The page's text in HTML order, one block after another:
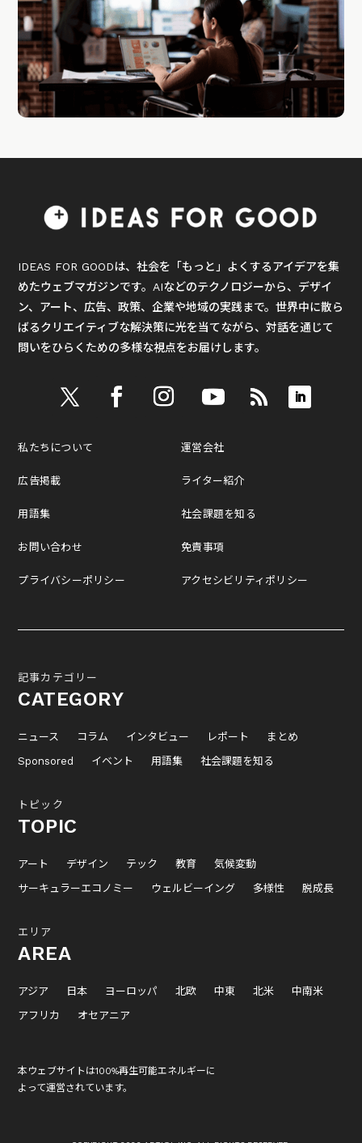
IDEAS FOR GOODは、社会を「もっと」よくするアイデアを集
めたウェブマガジンです。AIなどのテクノロジーから、デザイ
ン、アート、広告、政策、企業や地域の実践まで。世界中に散ら
ばるクリエイティブな解決策に光を当てながら、対話を通じて
問いをひらくための多様な視点をお届けします。
私たちについて
広告掲載
用語集
お問い合わせ
プライバシーポリシー
運営会社
ライター紹介
社会課題を知る
免責事項
アクセシビリティポリシー
記事カテゴリー
CATEGORY
ニュース コラム インタビュー レポート
まとめ
Sponsored
イベント 用語集 社会課題を知る
トピック
TOPIC
アート デザイン テック 教育
気候変動
サーキュラーエコノミー
ウェルビーイング 多様性 脱成長
エリア
AREA
アジア 日本 ヨーロッパ 北欧 中東 北米
中南米
アフリカ
オセアニア
本ウェブサイトは100%再生可能エネルギーに
よって運営されています。